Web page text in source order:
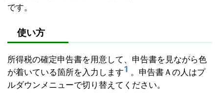
です。
使い方
所得税の確定申告書を用意して、申告書を見ながら色
が着いている箇所を入力します1 。申告書Ａの人はプ
ルダウンメニューで切り替えてください。